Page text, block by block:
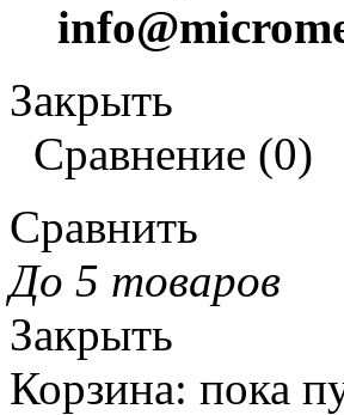
Закрыть
Сравнение (0)
Сравнить
До 5 товаров
Закрыть
Корзина: пока